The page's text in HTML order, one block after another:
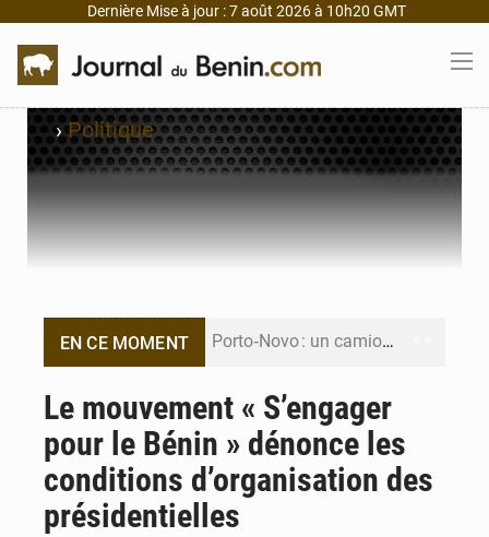
Dernière Mise à jour : 7 août 2026 à 10h20 GMT
›Politique
EN CE MOMENT Porto‑Novo : un camion de produits pétroliers embrase Avakpa
Bénin : Djogbénou inspecte le chantier du siège de l’Assemblée
Bénin et Canada scellent un partenariat inédit
Le mouvement « S’engager
pour le Bénin » dénonce les
conditions d’organisation des
présidentielles